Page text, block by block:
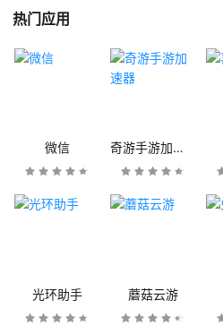
热门应用
微信 奇游手游加速器
光环助手 蘑菇云游